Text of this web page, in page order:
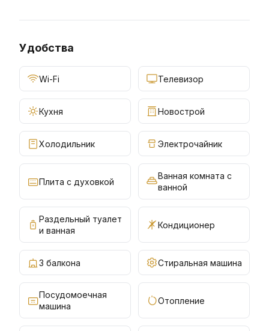
Удобства
Wi-Fi Телевизор
Кухня Новострой
Холодильник Электрочайник
Плита с духовкой
Ванная комната с
ванной
Раздельный туалет
и ванная
Кондиционер
3 балкона Стиральная машина
Посудомоечная
машина
Отопление